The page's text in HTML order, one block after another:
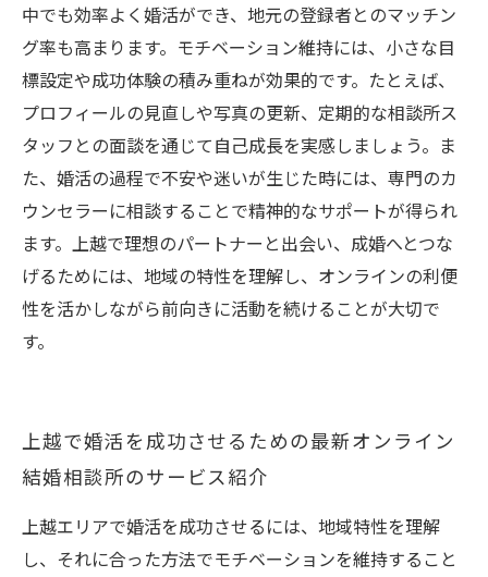
中でも効率よく婚活ができ、地元の登録者とのマッチン
グ率も高まります。モチベーション維持には、小さな目
標設定や成功体験の積み重ねが効果的です。たとえば、
プロフィールの見直しや写真の更新、定期的な相談所ス
タッフとの面談を通じて自己成長を実感しましょう。ま
た、婚活の過程で不安や迷いが生じた時には、専門のカ
ウンセラーに相談することで精神的なサポートが得られ
ます。上越で理想のパートナーと出会い、成婚へとつな
げるためには、地域の特性を理解し、オンラインの利便
性を活かしながら前向きに活動を続けることが大切で
す。
上越で婚活を成功させるための最新オンライン
結婚相談所のサービス紹介
上越エリアで婚活を成功させるには、地域特性を理解
し、それに合った方法でモチベーションを維持すること